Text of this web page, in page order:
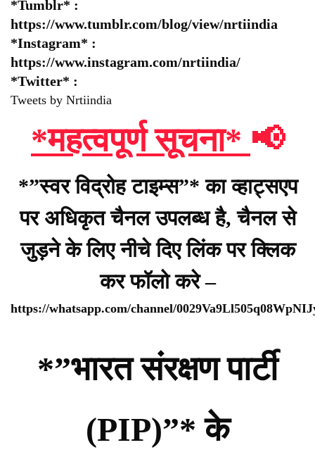
*Tumblr* :
https://www.tumblr.com/blog/view/nrtiindia
*Instagram* :
https://www.instagram.com/nrtiindia/
*Twitter* :
Tweets by Nrtiindia
*महत्वपूर्ण सूचना* 📢
*”स्वर विद्रोह टाइम्स”* का व्हाट्सएप
पर अधिकृत चैनल उपलब्ध है, चैनल से
जुड़ने के लिए नीचे दिए लिंक पर क्लिक
कर फॉलो करे –
https://whatsapp.com/channel/
*”भारत संरक्षण पार्टी
(PIP)”* के